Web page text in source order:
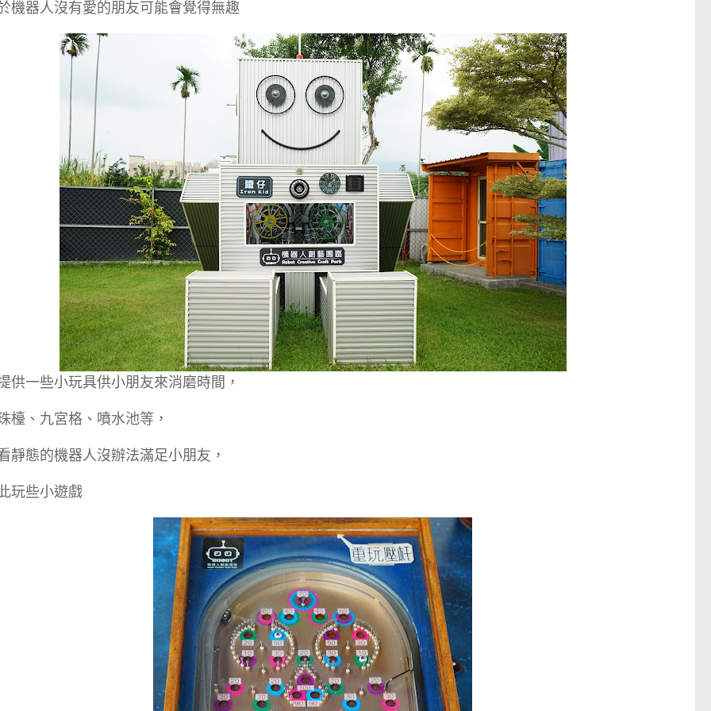
機器人沒有愛的朋友可能會覺得無趣
供一些小玩具供小朋友來消磨時間，
檯、九宮格、噴水池等，
靜態的機器人沒辦法滿足小朋友，
玩些小遊戲